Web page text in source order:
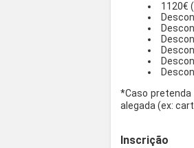
1120€
*Caso
alegada (ex:
Inscrição